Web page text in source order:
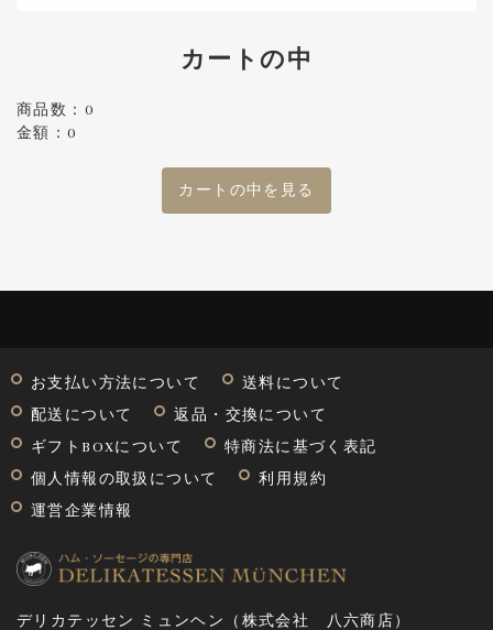
カートの中
商品数：0
金額：0
カートの中を見る
お支払い方法について
送料について
配送について
返品・交換について
ギフトBOXについて
特商法に基づく表記
個人情報の取扱について
利用規約
運営企業情報
デリカテッセン ミュンヘン（株式会社 八六商店）